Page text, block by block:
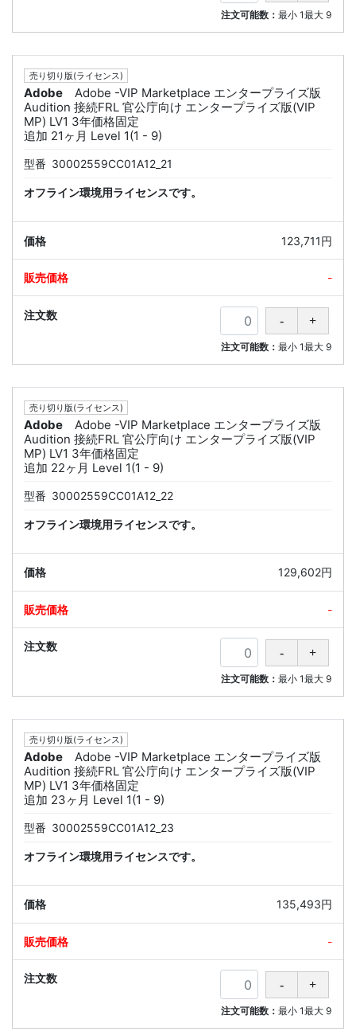
注文可能数：最小 1最大 9
売り切り版(ライセンス)
Adobe
Adobe -VIP Marketplace エンタープライズ版
Audition 接続FRL 官公庁向け エンタープライズ版(VIP
MP) LV1 3年価格固定
追加 21ヶ月 Level 1(1 - 9)
型番 30002559CC01A12_21
オフライン環境用ライセンスです。
123,711円
-
注文可能数：最小 1最大 9
売り切り版(ライセンス)
Adobe
Adobe -VIP Marketplace エンタープライズ版
Audition 接続FRL 官公庁向け エンタープライズ版(VIP
MP) LV1 3年価格固定
追加 22ヶ月 Level 1(1 - 9)
型番 30002559CC01A12_22
オフライン環境用ライセンスです。
129,602円
-
注文可能数：最小 1最大 9
売り切り版(ライセンス)
Adobe
Adobe -VIP Marketplace エンタープライズ版
Audition 接続FRL 官公庁向け エンタープライズ版(VIP
MP) LV1 3年価格固定
追加 23ヶ月 Level 1(1 - 9)
型番 30002559CC01A12_23
オフライン環境用ライセンスです。
135,493円
-
注文可能数：最小 1最大 9